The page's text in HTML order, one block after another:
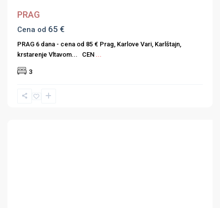
PRAG
Cena od 65 €
PRAG 6 dana - cena od 85 € Prag, Karlove Vari, Karlštajn,
krstarenje Vltavom... CEN ...
3